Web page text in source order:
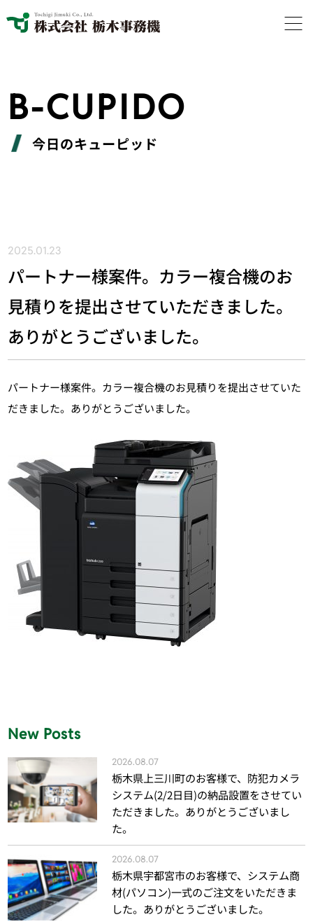
B-CUPIDO
今日のキューピッド
2025.01.23
パートナー様案件。カラー複合機のお
見積りを提出させていただきました。
ありがとうございました。
パートナー様案件。カラー複合機のお見積りを提出させていた
だきました。ありがとうございました。
New Posts
2026.08.07
栃木県上三川町のお客様で、防犯カメラ
システム(2/2日目)の納品設置をさせてい
ただきました。ありがとうございまし
た。
2026.08.07
栃木県宇都宮市のお客様で、システム商
材(パソコン)一式のご注文をいただきま
した。ありがとうございました。